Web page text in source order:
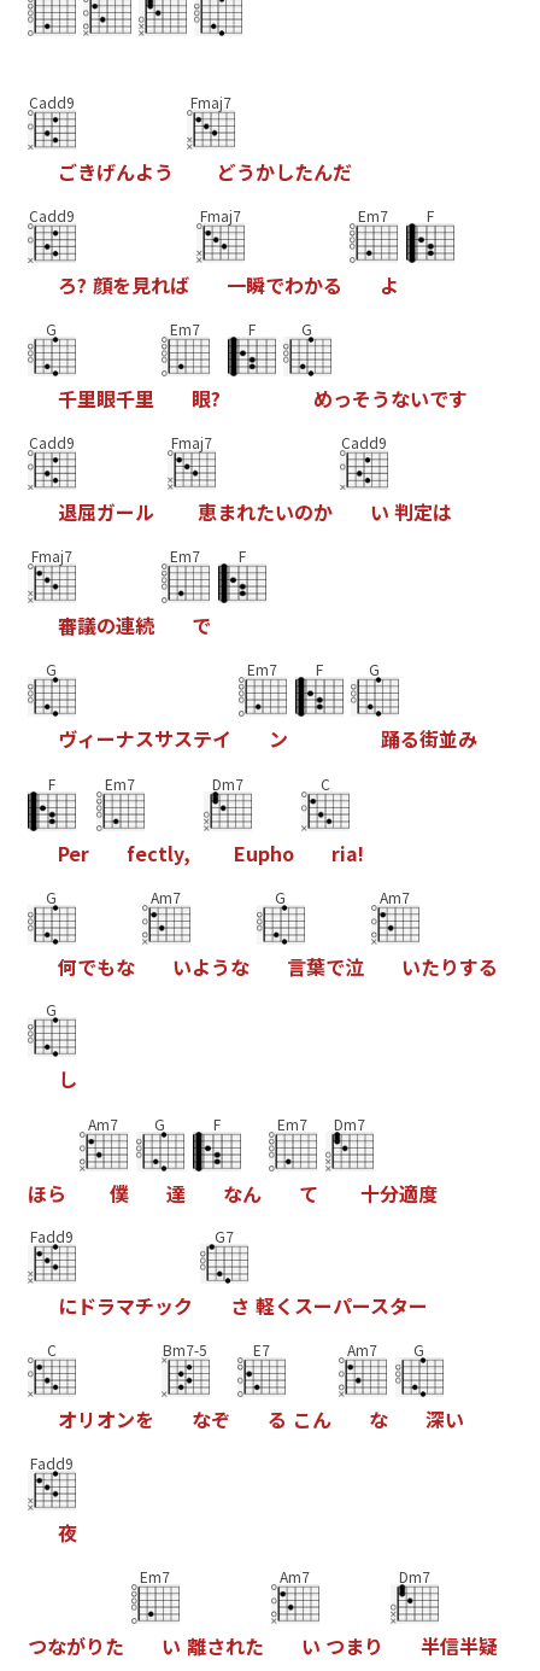
Cadd9
ごきげんよう
Fmaj7
どうかしたんだ
Cadd9
ろ? 顔を見れば
Fmaj7
一瞬でわかる
Em7
よ
F
G
千里眼千里
Em7
眼?
F G
めっそうないです
Cadd9
退屈ガール
Fmaj7
恵まれたいのか
Cadd9
い 判定は
Fmaj7
審議の連続
Em7
で
F
G
ヴィーナスサステイ
Em7
ン
F G
踊る街並み
F
Per
Em7
fectly,
Dm7
Eupho
C
ria!
G
何でもな
Am7
いような
G
言葉で泣
Am7
いたりする
G
し
ほら
Am7
僕
G
達
F
なん
Em7
て
Dm7
十分適度
Fadd9
にドラマチック
G7
さ 軽く スーパースター
C
オリオンを
Bm7-5
なぞ
E7
る こん
Am7
な
G
深い
Fadd9
夜
つながりた
Em7
い 離された
Am7
い つまり
Dm7
半信半疑